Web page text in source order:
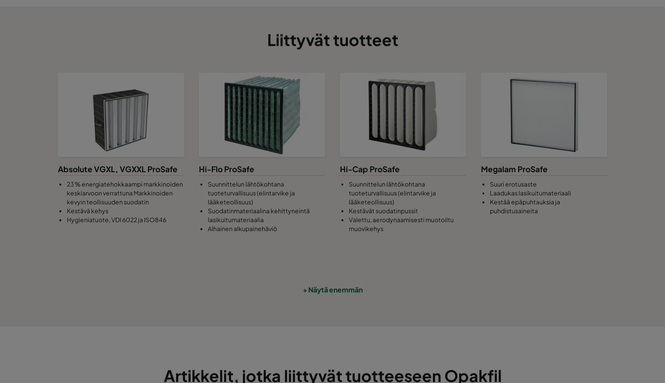
Liittyvät tuotteet
Absolute VGXL, VGXXL ProSafe
23 % energiatehokkaampi markkinoiden
keskiarvoon verrattuna Markkinoiden
kevyin teollisuuden suodatin
Kestävä kehys
Hygieniatuote, VDI 6022 ja ISO846
Hi-Flo ProSafe
Suunnittelun lähtökohtana
tuoteturvallisuus (elintarvike ja
lääketeollisuus)
Suodatinmateriaalina kehittyneintä
lasikuitumateriaalia
Alhainen alkupainehäviö
Hi-Cap ProSafe
Suunnittelun lähtökohtana
tuoteturvallisuus (elintarvike ja
lääketeollisuus)
Kestävät suodatinpussit
Valettu, aerodynaamisesti muotoiltu
muovikehys
Megalam ProSafe
Suuri erotusaste
Laadukas lasikuitumateriaali
Kestää epäpuhtauksia ja
puhdistusaineita
+ Näytä enemmän
Artikkelit, jotka liittyvät tuotteeseen Opakfil